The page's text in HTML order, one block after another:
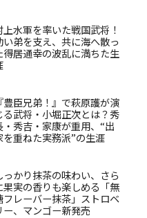
上水軍を率いた戦国武将！
い弟を支え、共に海へ散っ
得居通幸の波乱に満ちた生
『豊臣兄弟！』で萩原護が演
る武将・小堀正次とは？秀
・秀吉・家康が重用、“出
を重ねた実務派”の生涯
っかり抹茶の味わい、さら
果実の香りも楽しめる「無
フレーバー抹茶」ストロベ
ー、マンゴー新発売